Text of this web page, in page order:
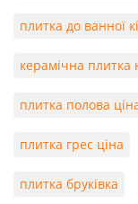
плитка до ванної
керамічна плитка
плитка полова
плитка грес ціна
плитка бруківка